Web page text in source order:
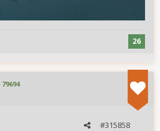
26
79694
#315858